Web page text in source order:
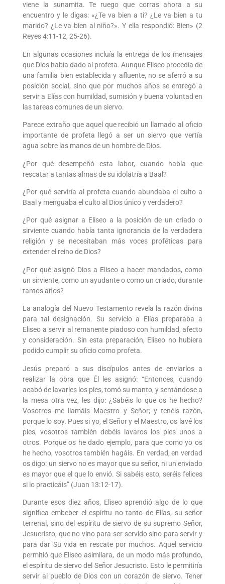
viene la sunamita. Te ruego que corras ahora a su
encuentro y le digas: «¿Te va bien a ti? ¿Le va bien a tu
marido? ¿Le va bien al niño?». Y ella respondió: Bien» (2
Reyes 4:11-12, 25-26).
En algunas ocasiones incluía la entrega de los mensajes
que Dios había dado al profeta. Aunque Eliseo procedía de
una familia bien establecida y afluente, no se aferró a su
posición social, sino que por muchos años se entregó a
servir a Elías con humildad, sumisión y buena voluntad en
las tareas comunes de un siervo.
Parece extraño que aquel que recibió un llamado al oficio
importante de profeta llegó a ser un siervo que vertía
agua sobre las manos de un hombre de Dios.
¿Por qué desempeñó esta labor, cuando había que
rescatar a tantas almas de su idolatría a Baal?
¿Por qué serviría al profeta cuando abundaba el culto a
Baal y menguaba el culto al Dios único y verdadero?
¿Por qué asignar a Eliseo a la posición de un criado o
sirviente cuando había tanta ignorancia de la verdadera
religión y se necesitaban más voces proféticas para
extender el reino de Dios?
¿Por qué asignó Dios a Eliseo a hacer mandados, como
un sirviente, como un ayudante o como un criado, durante
tantos años?
La analogía del Nuevo Testamento revela la razón divina
para tal designación. Su servicio a Elías preparaba a
Eliseo a servir al remanente piadoso con humildad, afecto
y consideración. Sin esta preparación, Eliseo no hubiera
podido cumplir su oficio como profeta.
Jesús preparó a sus discípulos antes de enviarlos a
realizar la obra que Él les asignó: “Entonces, cuando
acabó de lavarles los pies, tomó su manto, y sentándose a
la mesa otra vez, les dijo: ¿Sabéis lo que os he hecho?
Vosotros me llamáis Maestro y Señor; y tenéis razón,
porque lo soy. Pues si yo, el Señor y el Maestro, os lavé los
pies, vosotros también debéis lavaros los pies unos a
otros. Porque os he dado ejemplo, para que como yo os
he hecho, vosotros también hagáis. En verdad, en verdad
os digo: un siervo no es mayor que su señor, ni un enviado
es mayor que el que lo envió. Si sabéis esto, seréis felices
si lo practicáis” (Juan 13:12-17).
Durante esos diez años, Eliseo aprendió algo de lo que
significa embeber el espíritu no tanto de Elías, su señor
terrenal, sino del espíritu de siervo de su supremo Señor,
Jesucristo, que no vino para ser servido sino para servir y
para dar Su vida en rescate por muchos. Aquel servicio
permitió que Eliseo asimilara, de un modo más profundo,
el espíritu de siervo del Señor Jesucristo. Esto le permitiría
servir al pueblo de Dios con un corazón de siervo. Tener